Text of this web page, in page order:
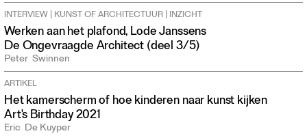
INTERVIEW | KUNST OF ARCHITECTUUR | INZICHT
Werken aan het plafond, Lode Janssens
De Ongevraagde Architect (deel 3/5)
Peter Swinnen
ARTIKEL
Het kamerscherm of hoe kinderen naar kunst kijken
Art's Birthday 2021
Eric De Kuyper